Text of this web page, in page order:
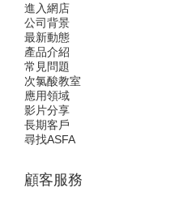
進入網店
公司背景
最新動態
產品介紹
常見問題
次氯酸教室
應用領域
影片分享
長期客戶
尋找ASFA
顧客服務